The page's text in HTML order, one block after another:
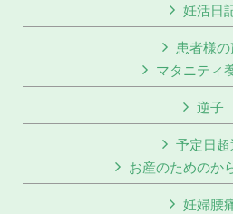
妊活日
患者様の
マタニティ
逆子
予定日超
お産のためのか
妊婦腰